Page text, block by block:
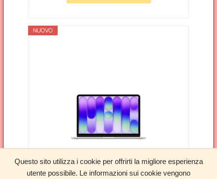
Questo sito utilizza i cookie per offrirti la migliore esperienza
utente possibile. Le informazioni sui cookie vengono
NUOVO